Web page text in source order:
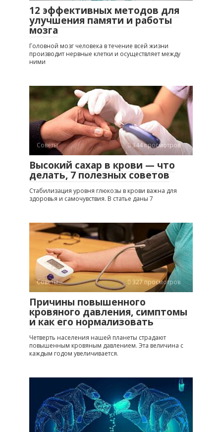
12 эффективных методов для
улучшения памяти и работы
мозга
Головной мозг человека в течение всей жизни
производит нервные клетки и осуществляет между
ними
Советы 344 просмотров
Высокий сахар в крови — что
делать, 7 полезных советов
Стабилизация уровня глюкозы в крови важна для
здоровья и самочувствия. В статье даны 7
Советы 327 просмотров
Причины повышенного
кровяного давления, симптомы
и как его нормализовать
Четверть населения нашей планеты страдают
повышенным кровяным давлением. Эта величина с
каждым годом увеличивается.